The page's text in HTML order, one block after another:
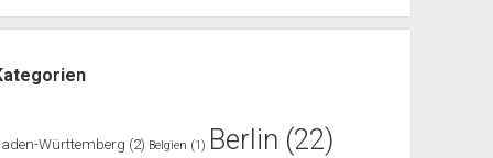
Württemberg (2) Belgien (1) Berlin (22)